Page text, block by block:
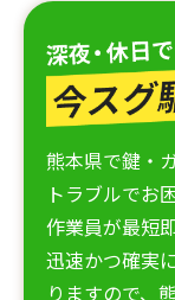
熊本県で鍵・
トラブルでお
作業員が最短
迅速かつ確実
りますので、